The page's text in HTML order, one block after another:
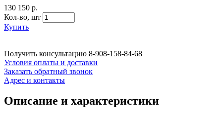
130 150 р.
Кол-во, шт
Купить
Получить консультацию 8-908-158-84-68
Условия оплаты и доставки
Заказать обратный звонок
Адрес и контакты
Описание и характеристики